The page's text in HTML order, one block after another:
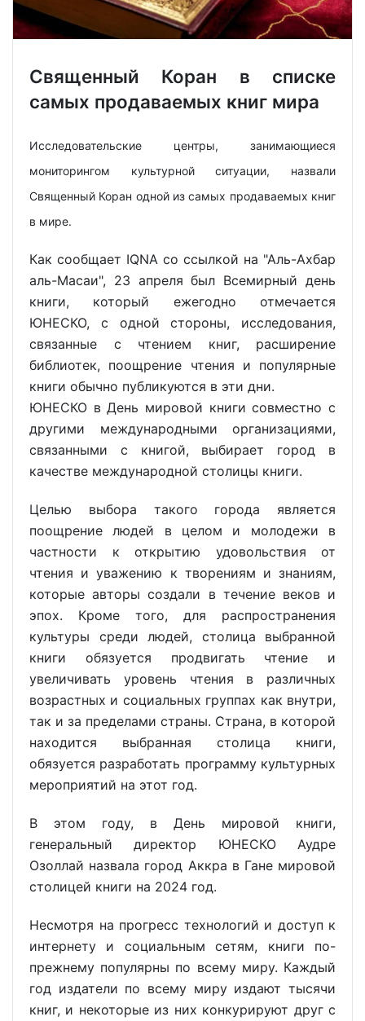
Священный Коран в списке
самых продаваемых книг мира
Исследовательские центры, занимающиеся
мониторингом культурной ситуации, назвали
Священный Коран одной из самых продаваемых книг
в мире.
Как сообщает IQNA со ссылкой на "Аль-Ахбар
аль-Масаи", 23 апреля был Всемирный день
книги, который ежегодно отмечается
ЮНЕСКО, с одной стороны, исследования,
связанные с чтением книг, расширение
библиотек, поощрение чтения и популярные
книги обычно публикуются в эти дни.
ЮНЕСКО в День мировой книги совместно с
другими международными организациями,
связанными с книгой, выбирает город в
качестве международной столицы книги.
Целью выбора такого города является
поощрение людей в целом и молодежи в
частности к открытию удовольствия от
чтения и уважению к творениям и знаниям,
которые авторы создали в течение веков и
эпох. Кроме того, для распространения
культуры среди людей, столица выбранной
книги обязуется продвигать чтение и
увеличивать уровень чтения в различных
возрастных и социальных группах как внутри,
так и за пределами страны. Страна, в которой
находится выбранная столица книги,
обязуется разработать программу культурных
мероприятий на этот год.
В этом году, в День мировой книги,
генеральный директор ЮНЕСКО Аудре
Озоллай назвала город Аккра в Гане мировой
столицей книги на 2024 год.
Несмотря на прогресс технологий и доступ к
интернету и социальным сетям, книги по-
прежнему популярны по всему миру. Каждый
год издатели по всему миру издают тысячи
книг, и некоторые из них конкурируют друг с